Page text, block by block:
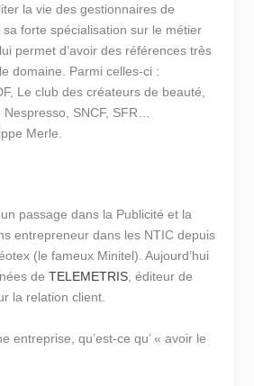
la vie des gestionnaires de
sa forte spécialisation sur le métier
permet d’avoir des références très
domaine. Parmi celles-ci :
Le club des créateurs de beauté,
SNCF, SFR…
Merle.
passage dans la Publicité et la
entrepreneur dans les NTIC depuis
(le fameux Minitel). Aujourd’hui
deTELEMETRIS, éditeur de
la relation client.
entreprise, qu’est-ce qu’ « avoir le